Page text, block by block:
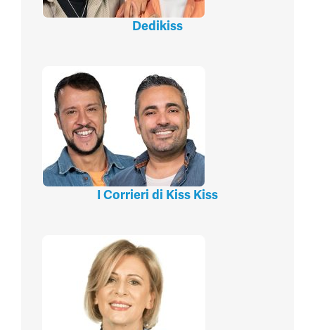
Dedikiss
I Corrieri di Kiss Kiss